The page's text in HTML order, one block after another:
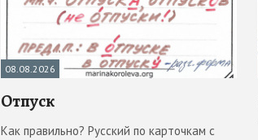
08.08.2026
Отпуск
Как правильно? Русский по карточкам с